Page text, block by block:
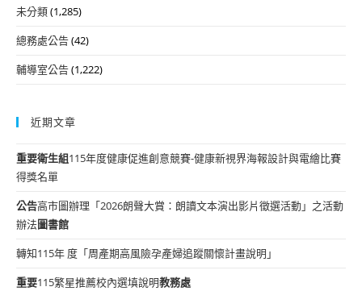
未分類(1,285)
總務處公告(42)
輔導室公告(1,222)
近期文章
重要衛生組115年度健康促進創意競賽-健康新視界海報設計與電繪比賽
得獎名單
公告高市圖辦理「2026朗聲大賞：朗讀文本演出影片徵選活動」之活動
辦法圖書館
轉知115年 度「周產期高風險孕產婦追蹤關懷計畫說明」
重要115繁星推薦校內選填說明教務處